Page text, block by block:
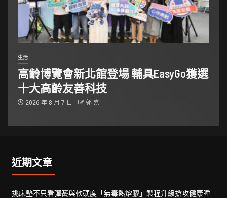
生活
高齡博覽會新北館登場 輔具EasyGo獲選
十大高齡友善科技
2026 年 8 月 7 日 郭 嘉
近期文章
挑床墊不只看彈簧與軟硬度「無毒熱熔膠」製程升級搶攻健康睡